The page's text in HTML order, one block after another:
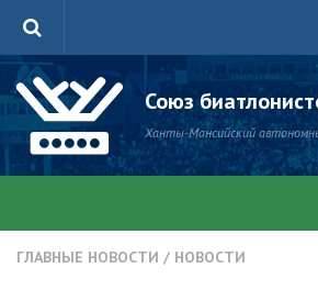
Главная
Новости
Антидопинг
Центр зимних видов спорта
Союз
Ханты-Мансийский
Все новости
ГЛАВНЫЕ НОВОСТИ / НОВОСТИ